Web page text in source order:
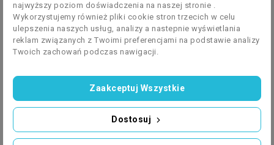
z akumulatora jednocześnie są bardzo
wytrzymałe na wstrząsy i mega wydajne
podczas nocnych przejazdów - wydajny,
gąbkowy filtr powietrza nie pozwoli by
napinacz łańcucha sprawi, że nie będziesz
musiał martwić się o regularny naciąg i
pozwoli zapomnieć o problemie
spadającego łańcucha
najwyższy poziom doświadczenia na naszej stronie .
Wykorzystujemy również pliki cookie stron trzecich w celu
ulepszenia naszych usług, analizy a nastepnie wyświetlania
reklam związanych z Twoimi preferencjami na podstawie analizy
Twoich zachowań podczas nawigacji.
Dostosuj
Zaakceptuj Wszystkie